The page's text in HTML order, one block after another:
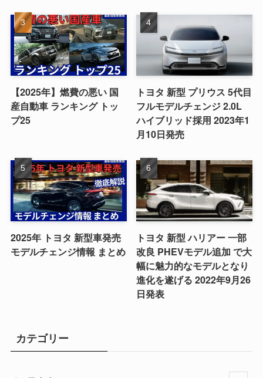
【2025年】燃費の悪い 国
産自動車 ランキング トッ
プ25
トヨタ 新型 プリウス 5代目
フルモデルチェンジ 2.0L
ハイブリッド採用 2023年1
月10日発売
2025年 トヨタ 新型車発売
モデルチェンジ情報 まとめ
トヨタ 新型 ハリアー 一部
改良 PHEVモデル追加 で大
幅に魅力的なモデルとなり
進化を遂げる 2022年9月26
日発表
カテゴリー